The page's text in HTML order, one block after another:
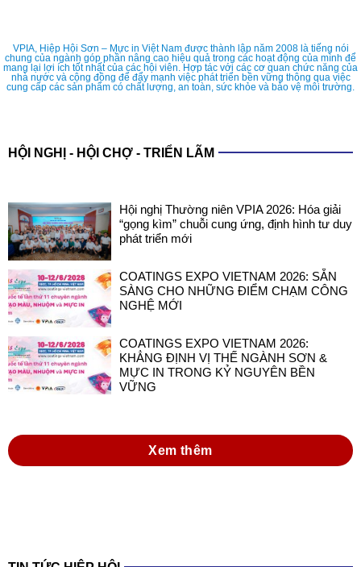
VPIA, Hiệp Hội Sơn – Mực in Việt Nam được thành lập năm 2008 là tiếng nói
chung của ngành góp phần nâng cao hiệu quả trong các hoạt động của mình để
mang lại lợi ích tốt nhất của các hội viên. Hợp tác với các cơ quan chức năng của
nhà nước và cộng đồng để đẩy mạnh việc phát triển bền vững thông qua việc
cung cấp các sản phẩm có chất lượng, an toàn, sức khỏe và bảo vệ môi trường.
HỘI NGHỊ - HỘI CHỢ - TRIỂN LÃM
Hội nghị Thường niên VPIA 2026: Hóa giải
“gọng kìm” chuỗi cung ứng, định hình tư duy
phát triển mới
COATINGS EXPO VIETNAM 2026: SẴN
SÀNG CHO NHỮNG ĐIỂM CHẠM CÔNG
NGHỆ MỚI
COATINGS EXPO VIETNAM 2026:
KHẲNG ĐỊNH VỊ THẾ NGÀNH SƠN &
MỰC IN TRONG KỶ NGUYÊN BỀN
VỮNG
Xem thêm